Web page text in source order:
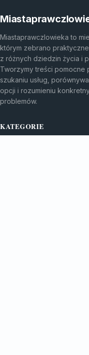
Miastaprawczlowieka to
którym zebrano
z różnych dziedzin życia i
Tworzymy treści pomocne
szukaniu usług,
opcji i rozumieniu
problemów.
KATEGORIE